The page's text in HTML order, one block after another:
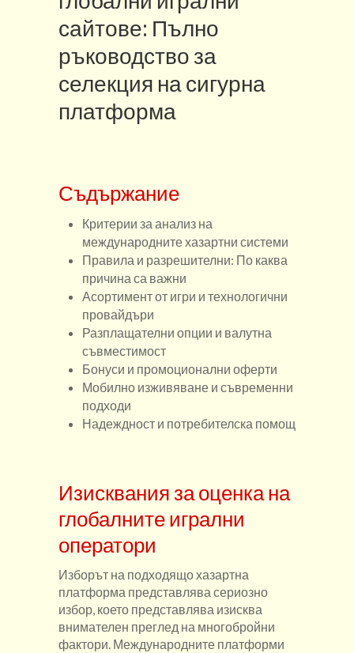
сайтове: Пълно
ръководство за
селекция на сигурна
платформа
Съдържание
Критерии за анализ на
международните хазартни системи
Правила и разрешителни: По каква
причина са важни
Асортимент от игри и технологични
провайдъри
Разплащателни опции и валутна
съвместимост
Бонуси и промоционални оферти
Мобилно изживяване и съвременни
подходи
Надеждност и потребителска помощ
Изисквания за оценка на
глобалните игрални
оператори
Изборът на подходящо хазартна
платформа представлява сериозно
избор, което представлява изисква
внимателен преглед на многобройни
фактори. Международните платформи